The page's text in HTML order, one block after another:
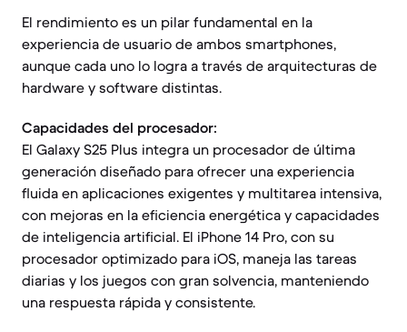
El rendimiento es un pilar fundamental en la
experiencia de usuario de ambos smartphones,
aunque cada uno lo logra a través de arquitecturas de
hardware y software distintas.
Capacidades del procesador:
El Galaxy S25 Plus integra un procesador de última
generación diseñado para ofrecer una experiencia
fluida en aplicaciones exigentes y multitarea intensiva,
con mejoras en la eficiencia energética y capacidades
de inteligencia artificial. El iPhone 14 Pro, con su
procesador optimizado para iOS, maneja las tareas
diarias y los juegos con gran solvencia, manteniendo
una respuesta rápida y consistente.